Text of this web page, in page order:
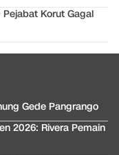
Korut Gagal
Gede Pangrango
2026: Rivera Pemain